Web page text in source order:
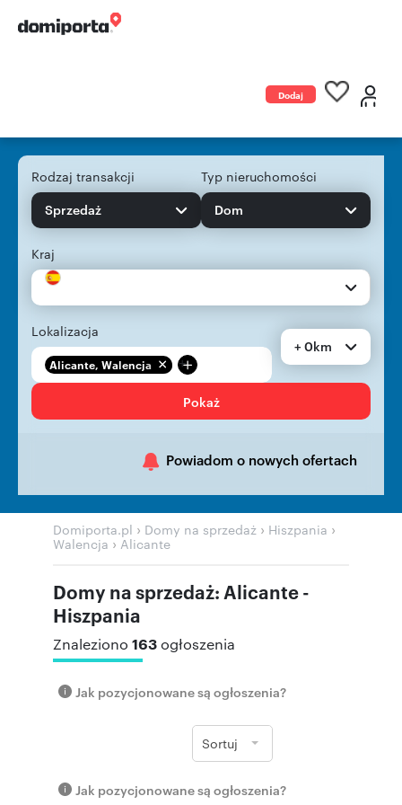
Dodaj
Rodzaj transakcji
Sprzedaż
Typ nieruchomości
Dom
Kraj
Lokalizacja
Alicante, Walencja +
+ 0km
Pokaż
Powiadom o nowych ofertach
Domiporta.pl › Domy na sprzedaż › Hiszpania ›
Walencja › Alicante
Domy na sprzedaż: Alicante -
Hiszpania
Znaleziono 163ogłoszenia
Jak pozycjonowane są ogłoszenia?
Sortuj
Jak pozycjonowane są ogłoszenia?